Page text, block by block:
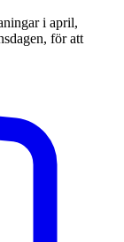
i april,
för att